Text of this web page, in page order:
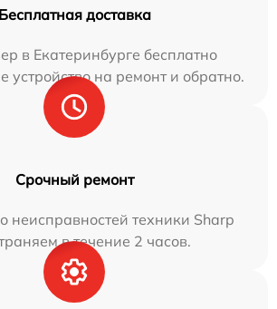
Бесплатная доставка
в Екатеринбурге бесплатно
устройство на ремонт и обратно.
Срочный ремонт
неисправностей техники Sharp
в течение 2 часов.